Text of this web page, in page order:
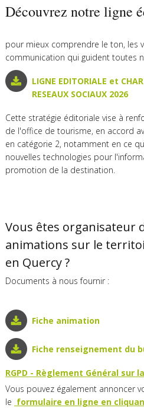
Découvrez notre ligne
pour mieux comprendre le ton, les
communication qui guident toutes
LIGNE EDITORIALE et
RESEAUX SOCIAUX 2026
Cette stratégie éditoriale vise à
de l'office de tourisme, en accord
en catégorie 2, notamment en ce
nouvelles technologies pour
promotion de la destination.
Vous êtes organisateur
animations sur le
en Quercy ?
Documents à nous fournir :
Fiche animation
Fiche renseignement du
RGPD - Règlement Général sur
Vous pouvez également annoncer
le formulaire en ligne en